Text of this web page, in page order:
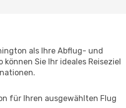
als Ihre Abflug- und
Sie Ihr ideales Reiseziel
für Ihren ausgewählten Flug